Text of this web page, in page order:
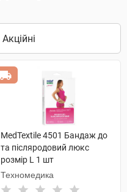
MedTextile 4501 Бандаж до
та післяродовий люкс
розмір L 1 шт
Техномедика